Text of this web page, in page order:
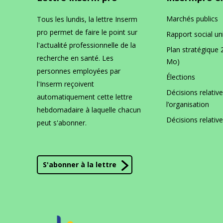
la
charge de
l’
encore un
distinct et
l’archivage
statistique
par le livre
fichiers et aux libertés,
pour déterminer les
d’intérêt scientifique,
l’élimination ainsi que
reçu ces données et
Tous les lundis, la lettre Inserm
pro permet de faire le point sur
l'actualité professionnelle de la
recherche en santé. Les
personnes employées par
l'Inserm reçoivent
automatiquement cette lettre
hebdomadaire à laquelle chacun
peut s'abonner.
S'abonner à la lettre
Marchés publics
Rapport social
Plan stratégique
Mo)
Élections
Décisions
l’organisation
Décisions